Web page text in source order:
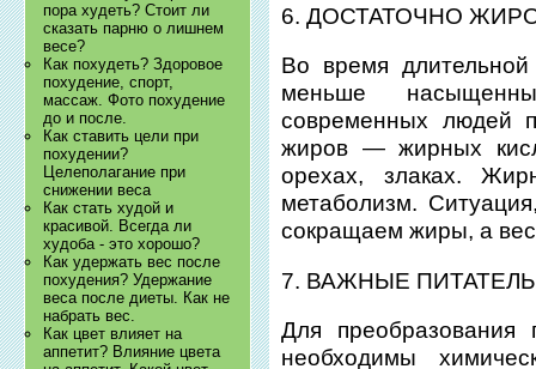
пора худеть? Стоит ли
сказать парню о лишнем
весе?
Как похудеть? Здоровое
похудение, спорт,
массаж. Фото похудение
до и после.
Как ставить цели при
похудении?
Целеполагание при
снижении веса
Как стать худой и
красивой. Всегда ли
худоба - это хорошо?
Как удержать вес после
похудения? Удержание
веса после диеты. Как не
набрать вес.
Как цвет влияет на
аппетит? Влияние цвета
6. ДОСТАТОЧНО
Во время
меньше
современных людей
жиров — жирных
орехах, злаках.
метаболизм.
сокращаем жиры, а
7. ВАЖНЫЕ
Для
необходимы